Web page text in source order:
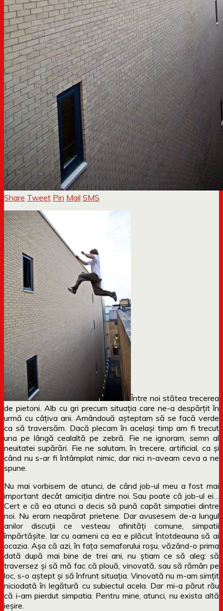
Share Tweet Pin Mail SMS
Între noi stătea trecerea
de pietoni. Alb cu gri precum situația care ne-a despărțit în
urmă cu câțiva ani. Amândouă așteptam să se facă verde
ca să traversăm. Dacă plecam în același timp am fi trecut
una pe lângă cealaltă pe zebră. Fie ne ignoram, semn al
neuitatei supărări. Fie ne salutam, în trecere, artificial, ca și
când nu s-ar fi întâmplat nimic, dar nici n-aveam ceva a ne
spune.
Nu mai vorbisem de atunci, de când job-ul meu a fost mai
important decât amiciția dintre noi. Sau poate că job-ul ei…
Cert e că ea atunci a decis să pună capăt simpatiei dintre
noi. Nu eram neapărat prietene. Dar avusesem de-a lungul
anilor discuții ce vesteau afinități comune, simpatii
împărtășite. Iar cu oameni ca ea e plăcut întotdeauna să ai
ocazia. Așa că azi, în fața semaforului roșu, văzând-o prima
dată după mai bine de trei ani, nu știam ce să aleg: să
traversez și să mă fac că plouă, vinovată, sau să rămân pe
loc, s-o aștept și să înfrunt situația. Vinovată nu m-am simțit
niciodată în legătură cu subiectul acela. Dar mi-a părut rău
că i-am pierdut simpatia. Pentru mine, atunci, nu exista altă
ieșire.